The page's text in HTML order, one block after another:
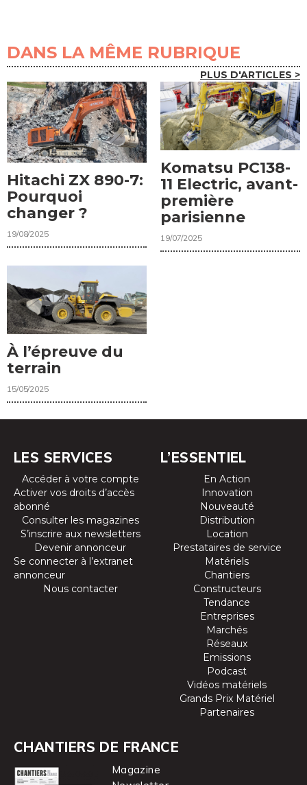
DANS LA MÊME RUBRIQUE
PLUS D'ARTICLES >
Hitachi ZX 890-7:
Pourquoi
changer ?
19/08/2025
Komatsu PC138-
11 Electric, avant-
première
parisienne
19/07/2025
À l’épreuve du
terrain
15/05/2025
LES SERVICES
Accéder à votre compte
Activer vos droits d’accès
abonné
Consulter les magazines
S’inscrire aux newsletters
Devenir annonceur
Se connecter à l’extranet
annonceur
Nous contacter
L’ESSENTIEL
En Action
Innovation
Nouveauté
Distribution
Location
Prestataires de service
Matériels
Chantiers
Constructeurs
Tendance
Entreprises
Marchés
Réseaux
Emissions
Podcast
Vidéos matériels
Grands Prix Matériel
Partenaires
CHANTIERS DE FRANCE
Magazine